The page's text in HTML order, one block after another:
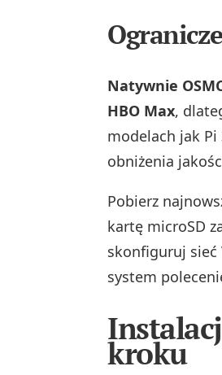
Natywnie
HBO Max,
modelach jak
obniżenia
Pobierz
kartę microSD
skonfiguruj sieć
system
kroku